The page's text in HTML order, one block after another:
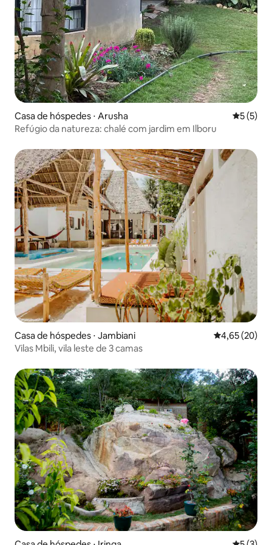
Casa de hóspedes ⋅ Arusha 5 de
5 (5)
Refúgio da natureza: chalé com jardim em Ilboru
Casa de hóspedes ⋅ Jambiani 4,65 de uma
4,65 (20)
Vilas Mbili, vila leste de 3 camas